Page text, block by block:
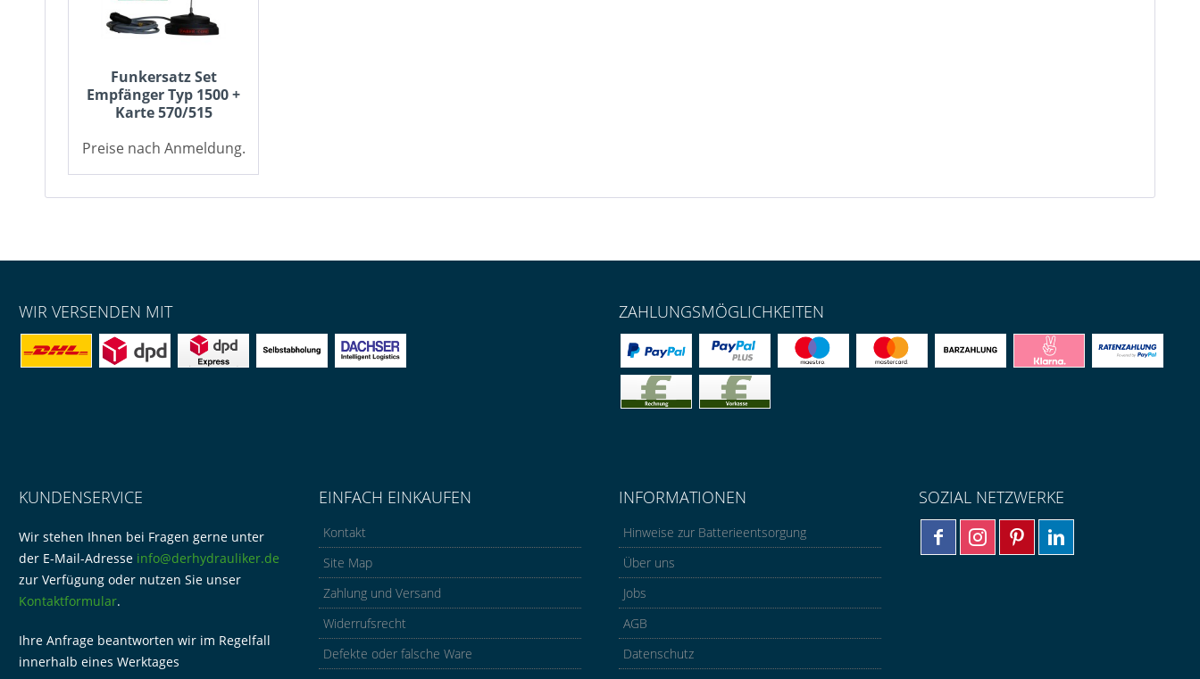
Funkersatz Set
Empfänger Typ 1500 +
Karte 570/515
Preise nach Anmeldung.
WIR VERSENDEN MIT ZAHLUNGSMÖGLICHKEITEN
KUNDENSERVICE
Wir stehen Ihnen bei Fragen gerne unter
der E-Mail-Adresse info@derhydrauliker.de
zur Verfügung oder nutzen Sie unser
Kontaktformular.
Ihre Anfrage beantworten wir im Regelfall
innerhalb eines Werktages
EINFACH EINKAUFEN
Kontakt
Site Map
Zahlung und Versand
Widerrufsrecht
Defekte oder falsche Ware
INFORMATIONEN
Hinweise zur Batterieentsorgung
Über uns
Jobs
AGB
Datenschutz
SOZIAL NETZWERKE